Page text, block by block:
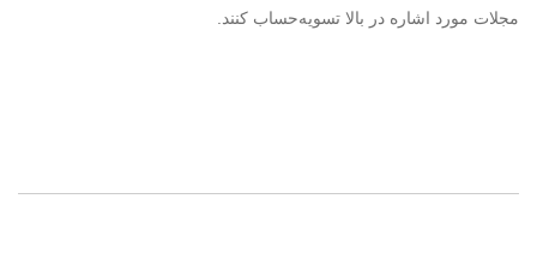
مجلات مورد اشاره در بالا تسویه‌حساب کنند.